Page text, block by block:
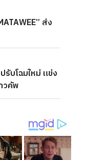
ส่ง
บโฉมใหม่ แข่ง
วคัพ